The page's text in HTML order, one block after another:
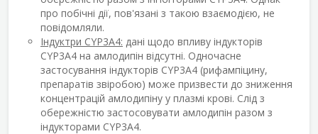
про побічні дії, пов'язані з такою взаємодією, не
повідомляли.
Індуктри CYP3A4: дані щодо впливу індукторів
CYP3A4 на амлодипін відсутні. Одночасне
застосування індукторів CYP3A4 (рифампіцину,
препаратів звіробою) може призвести до зниження
концентрацій амлодипіну у плазмі крові. Слід з
обережністю застосовувати амлодипін разом з
індукторами CYP3A4.